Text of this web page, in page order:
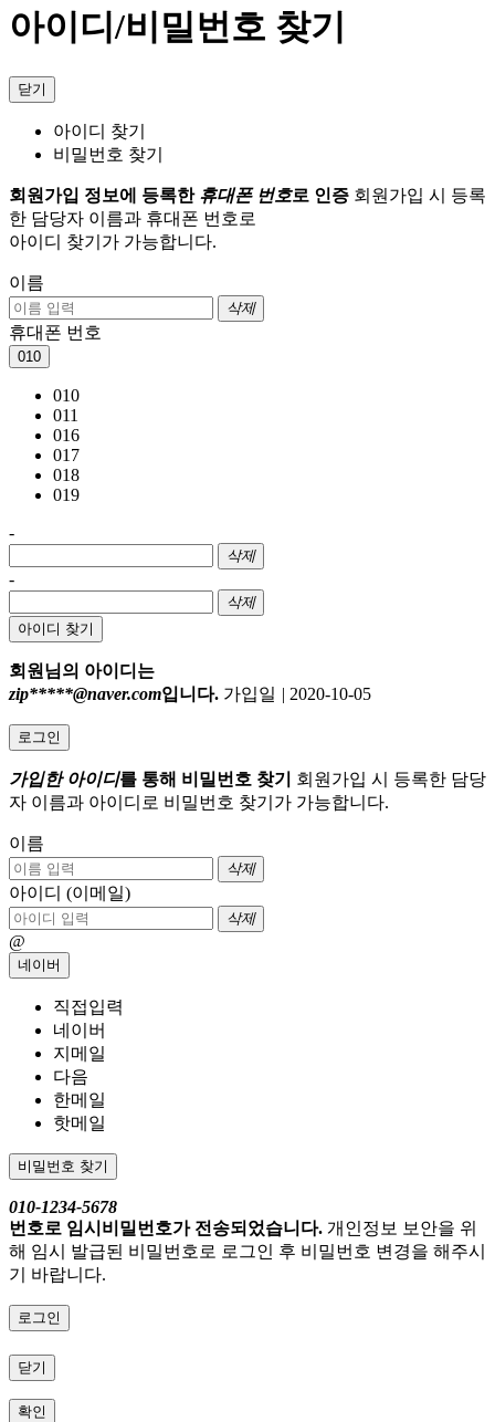
아이디/비밀번호 찾기
닫기
아이디 찾기
비밀번호 찾기
회원가입 정보에 등록한 휴대폰 번호로 인증 회원가입 시 등록
한 담당자 이름과 휴대폰 번호로
아이디 찾기가 가능합니다.
이름
삭제
휴대폰 번호
010
010
011
016
017
018
019
-
삭제
-
삭제
아이디 찾기
회원님의 아이디는
zip*****@naver.com입니다. 가입일 | 2020-10-05
로그인
가입한 아이디를 통해 비밀번호 찾기
회원가입 시 등록한 담당
자 이름과 아이디로 비밀번호 찾기가 가능합니다.
이름
삭제
아이디 (이메일)
삭제
@
네이버
직접입력
네이버
지메일
다음
한메일
핫메일
비밀번호 찾기
010-1234-5678
번호로 임시비밀번호가 전송되었습니다. 개인정보 보안을 위
해 임시 발급된 비밀번호로 로그인 후 비밀번호 변경을 해주시
기 바랍니다.
로그인
닫기
확인